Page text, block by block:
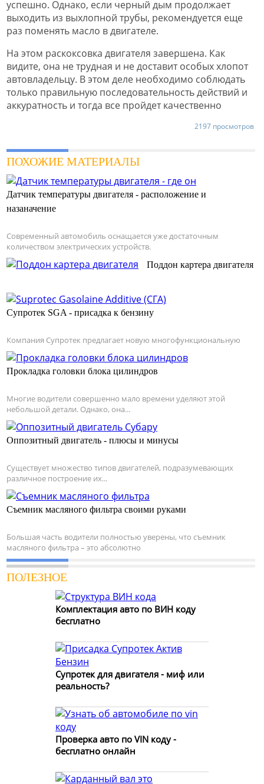
успешно. Однако, если черный дым продолжает
выходить из выхлопной трубы, рекомендуется еще
раз поменять масло в двигателе.
На этом раскоксовка двигателя завершена. Как
видите, она не трудная и не доставит особых хлопот
автовладельцу. В этом деле необходимо соблюдать
только правильную последовательность действий и
аккуратность и тогда все пройдет качественно
2197 просмотров
ПОХОЖИЕ МАТЕРИАЛЫ
Датчик температуры двигателя - расположение и
назаначение
Современный автомобиль оснащается уже достаточным
количеством электрических устройств.
Поддон картера двигателя
Супротек SGA - присадка к бензину
Компания Супротек предлагает новую многофункциональную
Прокладка головки блока цилиндров
Многие водители совершенно мало времени уделяют этой
небольшой детали. Однако, она...
Оппозитный двигатель - плюсы и минусы
Существует множество типов двигателей, подразумевающих
различное построение их...
Съемник масляного фильтра своими руками
Большая часть водители полностью уверены, что съемник
масляного фильтра – это абсолютно
ПОЛЕЗНОЕ
Комплектация авто по ВИН коду
бесплатно
Супротек для двигателя - миф или
реальность?
Проверка авто по VIN коду -
бесплатно онлайн